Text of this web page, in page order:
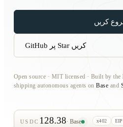
کریں
GitHub پر Star کریں
Open source · MIT licensed · Built by the
shipping autonomous agents onBase and
USDC 128.38· Base x402